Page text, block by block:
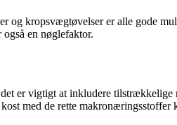
og kropsvægtøvelser er alle gode
en nøglefaktor.
er vigtigt at inkludere
kost med de rette makronæringsstoffer